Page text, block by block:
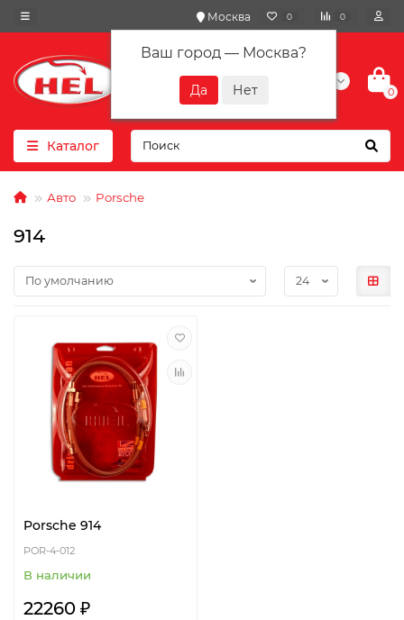
Москва
Ваш город — Москва?
0 0
+7(901) 417-10-01
0
Каталог
Авто Porsche
914
Porsche 914
POR-4-012
В наличии
22260 ₽